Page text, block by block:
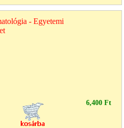
- Egyetemi
6,400 Ft